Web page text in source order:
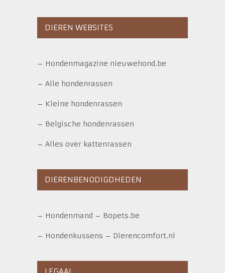
DIEREN WEBSITES
– Hondenmagazine nieuwehond.be
– Alle hondenrassen
– Kleine hondenrassen
– Belgische hondenrassen
– Alles over kattenrassen
DIERENBENODIGDHEDEN
– Hondenmand – Bopets.be
– Hondenkussens – Dierencomfort.nl